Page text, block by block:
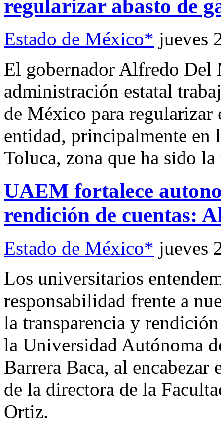
regularizar abasto de
Estado de México* jueves
El gobernador Alfredo Del
administración estatal
de México para regularizar
entidad, principalmente en
Toluca, zona que ha sido la
UAEM fortalece
rendición de cuentas:
Estado de México* jueves
Los universitarios
responsabilidad frente a
la transparencia y
la Universidad Autónoma
Barrera Baca, al
de la directora de la
Ortiz.